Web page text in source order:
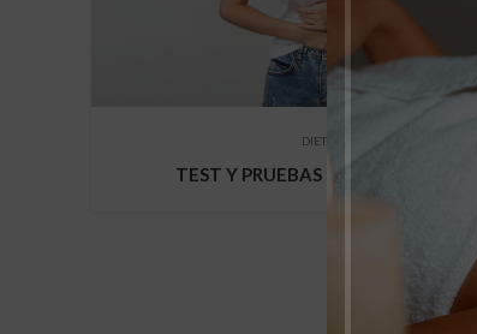
DIETETICA
TEST Y PRUEBAS DE INTOLERANCIA